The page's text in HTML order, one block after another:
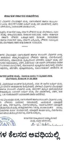
ಕೆಲಸದ ಅವಧಿಯಲ್ಲಿ